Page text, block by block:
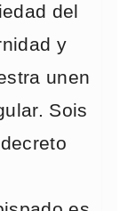
del
y
unen
Sois